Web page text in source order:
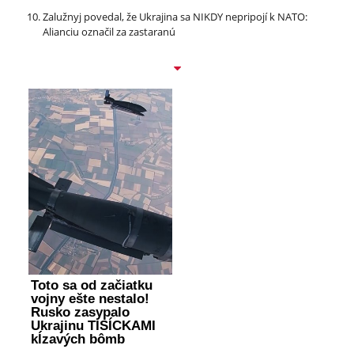
Zalužnyj povedal, že Ukrajina sa NIKDY nepripojí k NATO:
Alianciu označil za zastaranú
Toto sa od začiatku
vojny ešte nestalo!
Rusko zasypalo
Ukrajinu TISÍCKAMI
kĺzavých bômb